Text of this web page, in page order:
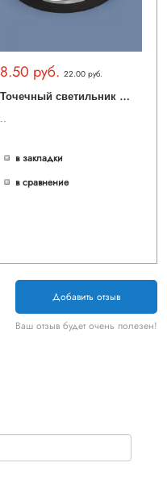
8.50 руб. 22.00 руб.
Т
очечный светильник 1061 1061/1 MR16 BK черный
..
в закладки
в сравнение
Добавить отзыв
Ваш отзыв будет очень полезен!